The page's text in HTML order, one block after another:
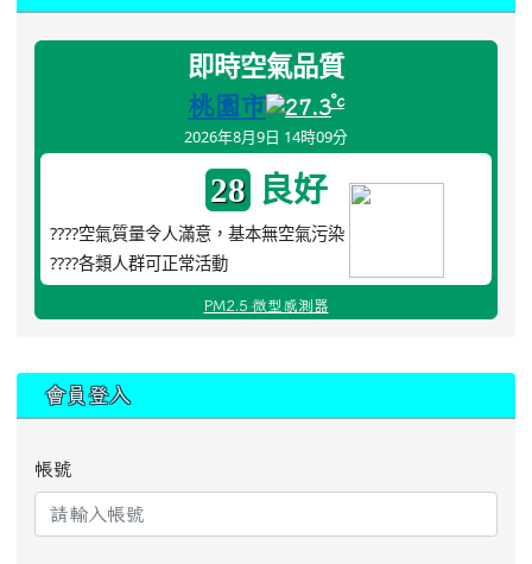
即時空氣品質
桃園市 27.3°c
2026年8月9日 14時09分
28 良好
????空氣質量令人滿意，基本無空氣污染
????各類人群可正常活動
PM2.5 微型感測器
會員登入
帳號